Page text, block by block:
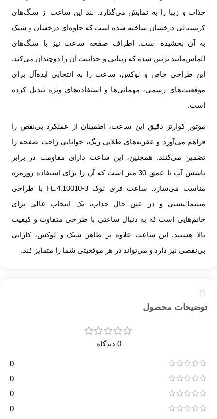
جذاب و زیبا را به نمایش می‌گذارد. بند این ساعت از سنگ‌های
کریستالی درخشان ساخته شده است که جلوه‌ای درخشان و شیک
به آن بخشیده است. اطراف صفحه ساعت نیز با سنگ‌های
الماس‌مانند تزئین شده که زیبایی و جذابیت آن را دوچندان می‌کند.
این طراحی خاص و لوکس، ساعت را به انتخابی ایده‌آل برای
موقعیت‌های رسمی، مهمانی‌ها و استفاده‌های ویژه تبدیل کرده
است.
موتور کوارتز دقیق این ساعت، اطمینان از عملکرد بی‌نقص را
فراهم می‌آورد و عقربه‌های طلایی رنگ، خوانایی راحت صفحه را
تضمین می‌کنند. همچنین، این ساعت دارای مقاومت در برابر
پاشش آب تا عمق 30 متر است که آن را برای استفاده روزمره
مناسب می‌سازد. ساعت فری لوک FL.4.10010-3 با طراحی
مینیمالیستی و در عین حال جذاب، یک انتخاب عالی برای
خانم‌هایی است که به دنبال ساعتی با طراحی متفاوت و کیفیت
بالا هستند. این ساعت علاوه بر ظاهر شیک و لوکس، کارایی
بی‌نقصی نیز دارد و می‌تواند در هر موقعیتی شما را متمایز کند.
توضیحات محصول
0 دیدگاه
0
0
0
0